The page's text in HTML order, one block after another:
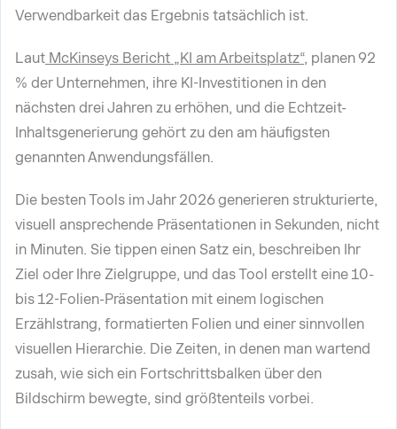
Verwendbarkeit das Ergebnis tatsächlich ist.
Laut McKinseys Bericht „KI am Arbeitsplatz“, planen 92
% der Unternehmen, ihre KI-Investitionen in den
nächsten drei Jahren zu erhöhen, und die Echtzeit-
Inhaltsgenerierung gehört zu den am häufigsten
genannten Anwendungsfällen.
Die besten Tools im Jahr 2026 generieren strukturierte,
visuell ansprechende Präsentationen in Sekunden, nicht
in Minuten. Sie tippen einen Satz ein, beschreiben Ihr
Ziel oder Ihre Zielgruppe, und das Tool erstellt eine 10-
bis 12-Folien-Präsentation mit einem logischen
Erzählstrang, formatierten Folien und einer sinnvollen
visuellen Hierarchie. Die Zeiten, in denen man wartend
zusah, wie sich ein Fortschrittsbalken über den
Bildschirm bewegte, sind größtenteils vorbei.